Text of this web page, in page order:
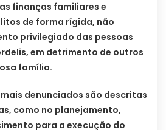
finanças familiares e
de forma rígida, não
privilegiado das pessoas
em detrimento de outros
família.
denunciados são descritas
como no planejamento,
para a execução do